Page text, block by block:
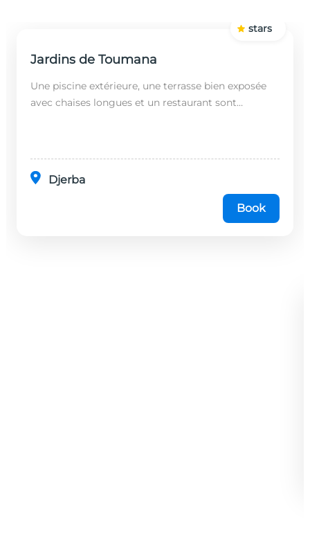
Jardins de Toumana
Une piscine extérieure, une terrasse bien exposée
avec chaises longues et un restaurant sont
Djerba
stars
Book